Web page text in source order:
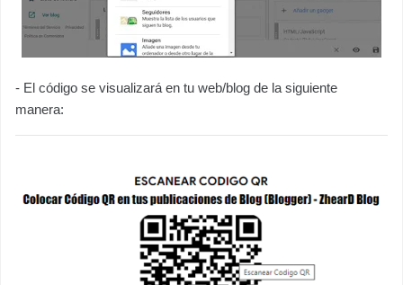
- El código se visualizará en tu web/blog de la siguiente
manera: